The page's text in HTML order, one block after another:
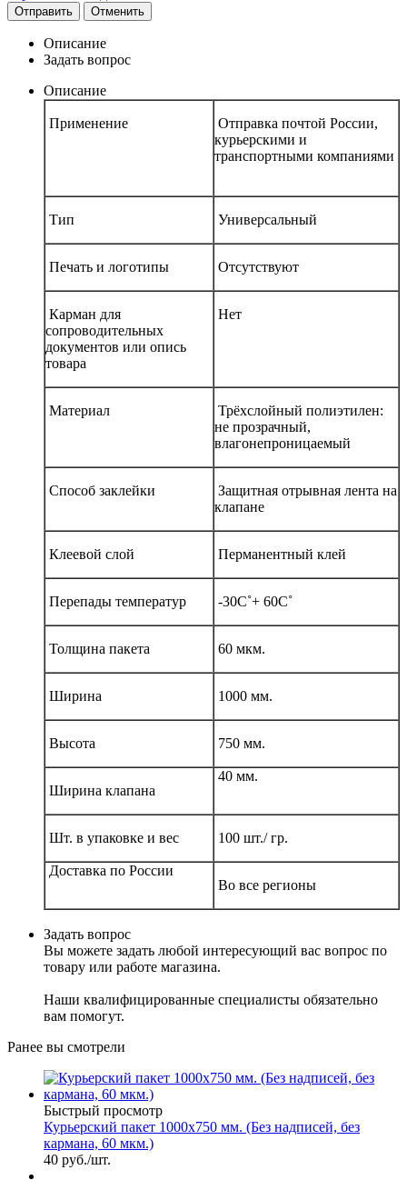
Отправить Отменить
Описание
Задать вопрос
Описание
Применение
Отправка почтой России,
курьерскими и
транспортными компаниями
Тип Универсальный
Печать и логотипы Отсутствуют
Карман для
сопроводительных
документов или опись
товара
Нет
Материал
Трёхслойный полиэтилен:
не прозрачный,
влагонепроницаемый
Способ заклейки
Защитная отрывная лента на
клапане
Клеевой слой Перманентный клей
Перепады температур -30С˚+ 60С˚
Толщина пакета 60 мкм.
Ширина 1000 мм.
Высота 750 мм.
Ширина клапана
40 мм.
Шт. в упаковке и вес 100 шт./ гр.
Доставка по России
Во все регионы
Задать вопрос
Вы можете задать любой интересующий вас вопрос по
товару или работе магазина.
Наши квалифицированные специалисты обязательно
вам помогут.
Ранее вы смотрели
Быстрый просмотр
Курьерский пакет 1000х750 мм. (Без надписей, без
кармана, 60 мкм.)
40 руб./шт.